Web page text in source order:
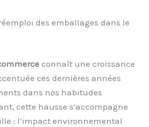
des emballages dans le
connaît une croissance
ces dernières années
dans nos habitudes
cette hausse s’accompagne
: l’impact environnemental